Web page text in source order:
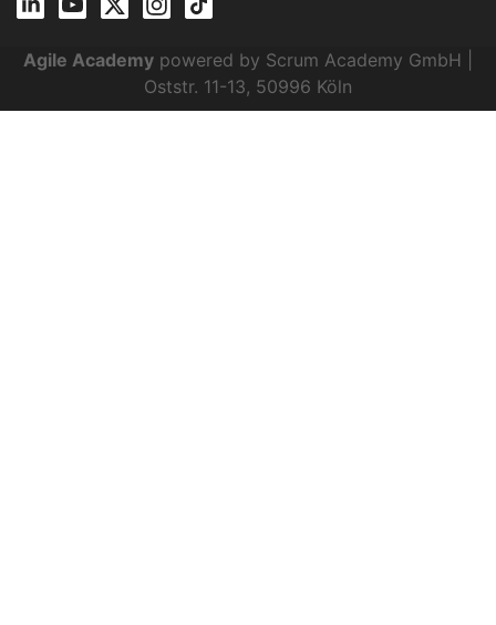
Agile Academy powered by Scrum Academy GmbH |
Oststr. 11-13, 50996 Köln